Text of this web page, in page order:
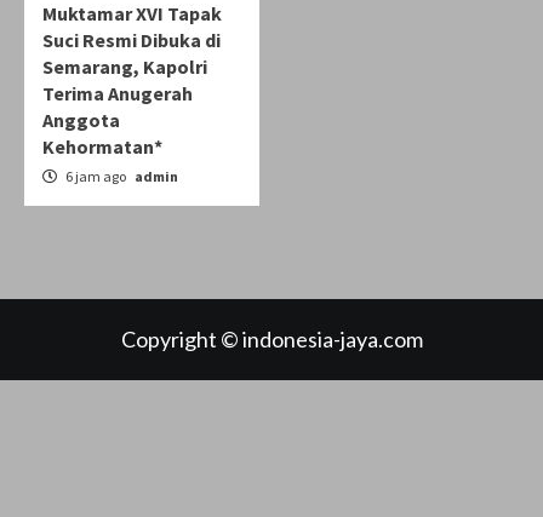
Muktamar XVI Tapak
Suci Resmi Dibuka di
Semarang, Kapolri
Terima Anugerah
Anggota
Kehormatan*
6 jam ago admin
Copyright © indonesia-jaya.com